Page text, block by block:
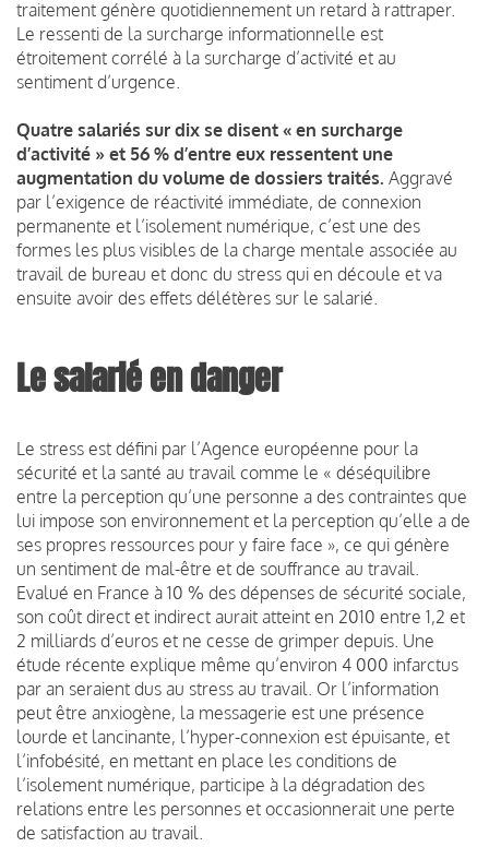
traitement génère quotidiennement un retard à rattraper.
Le ressenti de la surcharge informationnelle est
étroitement corrélé à la surcharge d’activité et au
sentiment d’urgence.
Quatre salariés sur dix se disent « en surcharge
d’activité » et 56 % d’entre eux ressentent une
augmentation du volume de dossiers traités. Aggravé
par l’exigence de réactivité immédiate, de connexion
permanente et l’isolement numérique, c’est une des
formes les plus visibles de la charge mentale associée au
travail de bureau et donc du stress qui en découle et va
ensuite avoir des effets délétères sur le salarié.
Le salarié en danger
Le stress est défini par l’Agence européenne pour la
sécurité et la santé au travail comme le « déséquilibre
entre la perception qu’une personne a des contraintes que
lui impose son environnement et la perception qu’elle a de
ses propres ressources pour y faire face », ce qui génère
un sentiment de mal-être et de souffrance au travail.
Evalué en France à 10 % des dépenses de sécurité sociale,
son coût direct et indirect aurait atteint en 2010 entre 1,2 et
2 milliards d’euros et ne cesse de grimper depuis. Une
étude récente explique même qu’environ 4 000 infarctus
par an seraient dus au stress au travail. Or l’information
peut être anxiogène, la messagerie est une présence
lourde et lancinante, l’hyper-connexion est épuisante, et
l’infobésité, en mettant en place les conditions de
l’isolement numérique, participe à la dégradation des
relations entre les personnes et occasionnerait une perte
de satisfaction au travail.